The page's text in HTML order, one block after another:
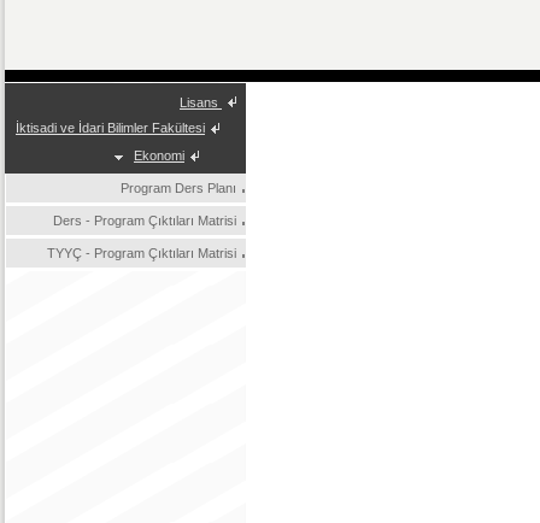
Lisans
İktisadi ve İdari Bilimler Fakültesi
Ekonomi
Program Ders Planı
Ders - Program Çıktıları Matrisi
TYYÇ - Program Çıktıları Matrisi